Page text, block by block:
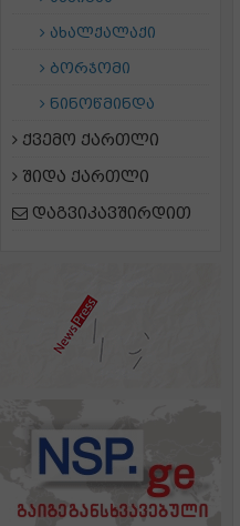
ახალქალაქი
ბორჯომი
ნინოწმინდა
ქვემო ქართლი
შიდა ქართლი
დაგვიკავშირდით